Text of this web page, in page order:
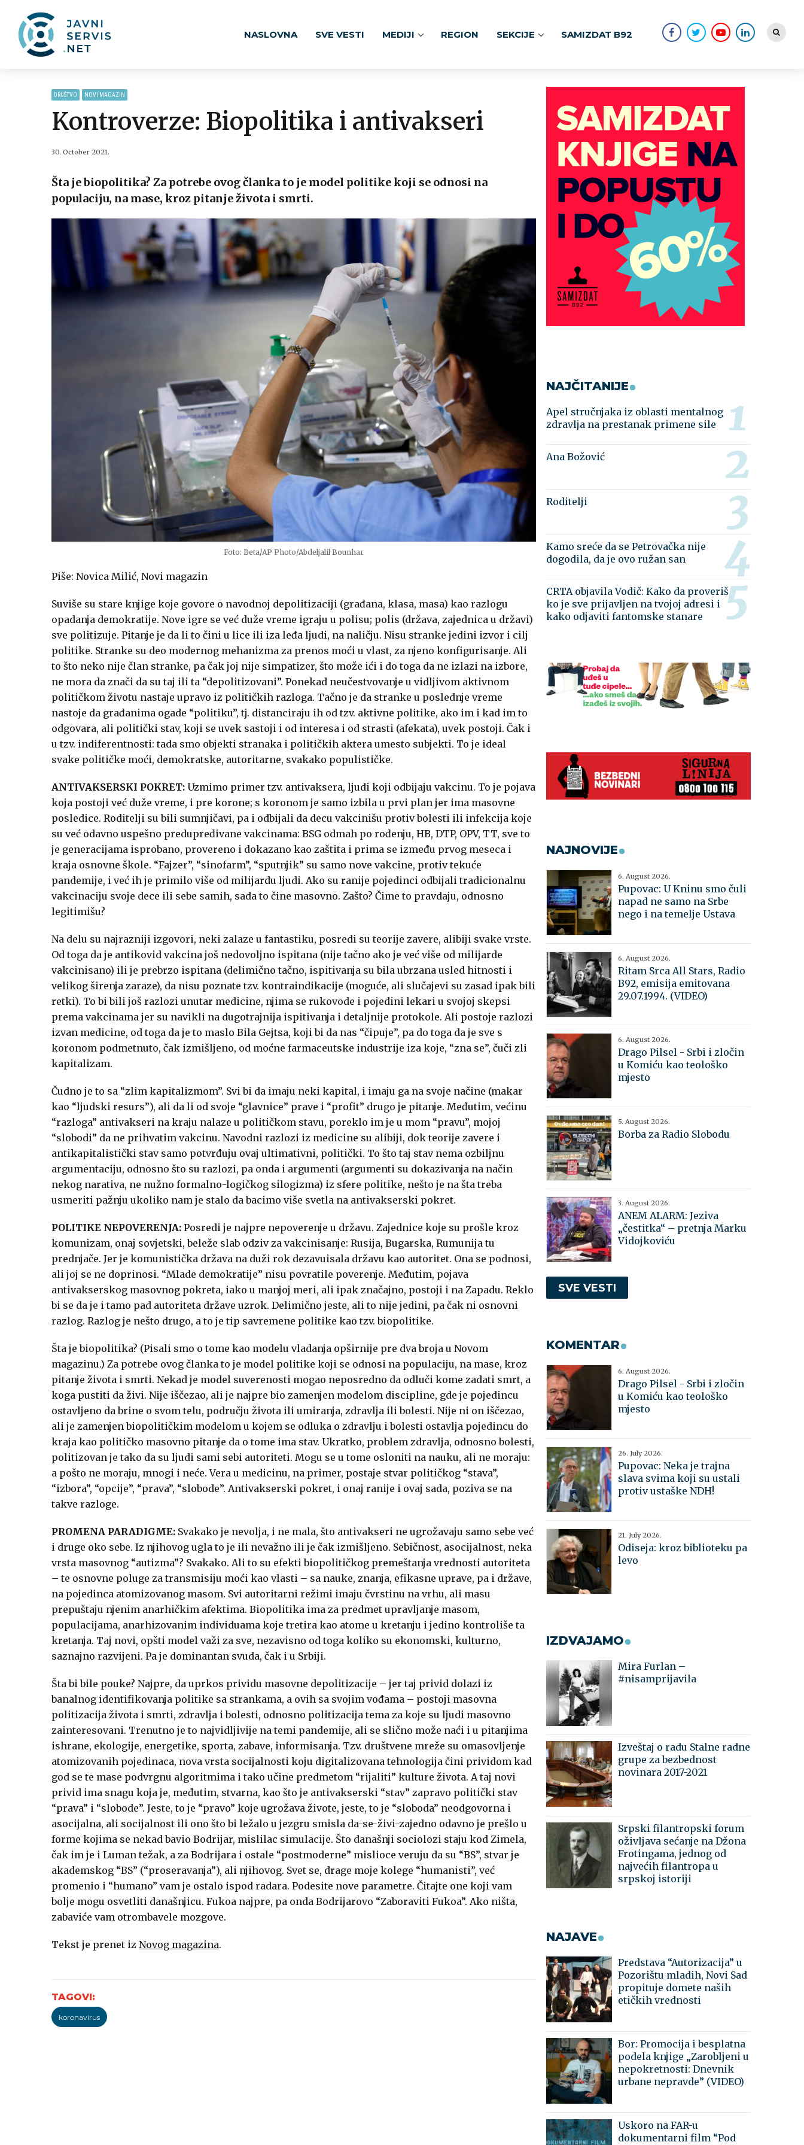
NASLOVNA SVE VESTI MEDIJI REGION SEKCIJE SAMIZDAT B92
DRUŠTVO NOVI MAGAZIN
Kontroverze: Biopolitika i antivakseri
30. October 2021.
Šta je biopolitika? Za potrebe ovog članka to je model politike koji se odnosi na
populaciju, na mase, kroz pitanje života i smrti.
Foto: Beta/AP Photo/Abdeljalil Bounhar
Piše: Novica Milić, Novi magazin
Suviše su stare knjige koje govore o navodnoj depolitizaciji (građana, klasa, masa) kao razlogu
opadanja demokratije. Nove igre se već duže vreme igraju u polisu; polis (država, zajednica u državi)
sve politizuje. Pitanje je da li to čini u lice ili iza leđa ljudi, na naličju. Nisu stranke jedini izvor i cilj
politike. Stranke su deo modernog mehanizma za prenos moći u vlast, za njeno konfigurisanje. Ali
to što neko nije član stranke, pa čak joj nije simpatizer, što može ići i do toga da ne izlazi na izbore,
ne mora da znači da su taj ili ta “depolitizovani”. Ponekad neučestvovanje u vidljivom aktivnom
političkom životu nastaje upravo iz političkih razloga. Tačno je da stranke u poslednje vreme
nastoje da građanima ogade “politiku”, tj. distanciraju ih od tzv. aktivne politike, ako im i kad im to
odgovara, ali politički stav, koji se uvek sastoji i od interesa i od strasti (afekata), uvek postoji. Čak i
u tzv. indiferentnosti: tada smo objekti stranaka i političkih aktera umesto subjekti. To je ideal
svake političke moći, demokratske, autoritarne, svakako populističke.
ANTIVAKSERSKI POKRET: Uzmimo primer tzv. antivaksera, ljudi koji odbijaju vakcinu. To je pojava
koja postoji već duže vreme, i pre korone; s koronom je samo izbila u prvi plan jer ima masovne
posledice. Roditelji su bili sumnjičavi, pa i odbijali da decu vakcinišu protiv bolesti ili infekcija koje
su već odavno uspešno predupređivane vakcinama: BSG odmah po rođenju, HB, DTP, OPV, TT, sve to
je generacijama isprobano, provereno i dokazano kao zaštita i prima se između prvog meseca i
kraja osnovne škole. “Fajzer”, “sinofarm”, “sputnjik” su samo nove vakcine, protiv tekuće
pandemije, i već ih je primilo više od milijardu ljudi. Ako su ranije pojedinci odbijali tradicionalnu
vakcinaciju svoje dece ili sebe samih, sada to čine masovno. Zašto? Čime to pravdaju, odnosno
legitimišu?
Na delu su najrazniji izgovori, neki zalaze u fantastiku, posredi su teorije zavere, alibiji svake vrste.
Od toga da je antikovid vakcina još nedovoljno ispitana (nije tačno ako je već više od milijarde
vakcinisano) ili je prebrzo ispitana (delimično tačno, ispitivanja su bila ubrzana usled hitnosti i
velikog širenja zaraze), da nisu poznate tzv. kontraindikacije (moguće, ali slučajevi su zasad ipak bili
retki). To bi bili još razlozi unutar medicine, njima se rukovode i pojedini lekari u svojoj skepsi
prema vakcinama jer su navikli na dugotrajnija ispitivanja i detaljnije protokole. Ali postoje razlozi
izvan medicine, od toga da je to maslo Bila Gejtsa, koji bi da nas “čipuje”, pa do toga da je sve s
koronom podmetnuto, čak izmišljeno, od moćne farmaceutske industrije iza koje, “zna se”, čuči zli
kapitalizam.
Čudno je to sa “zlim kapitalizmom”. Svi bi da imaju neki kapital, i imaju ga na svoje načine (makar
kao “ljudski resurs”), ali da li od svoje “glavnice” prave i “profit” drugo je pitanje. Međutim, većinu
“razloga” antivakseri na kraju nalaze u političkom stavu, poreklo im je u mom “pravu”, mojoj
“slobodi” da ne prihvatim vakcinu. Navodni razlozi iz medicine su alibiji, dok teorije zavere i
antikapitalistički stav samo potvrđuju ovaj ultimativni, politički. To što taj stav nema ozbiljnu
argumentaciju, odnosno što su razlozi, pa onda i argumenti (argumenti su dokazivanja na način
nekog narativa, ne nužno formalno-logičkog silogizma) iz sfere politike, nešto je na šta treba
usmeriti pažnju ukoliko nam je stalo da bacimo više svetla na antivakserski pokret.
POLITIKE NEPOVERENJA: Posredi je najpre nepoverenje u državu. Zajednice koje su prošle kroz
komunizam, onaj sovjetski, beleže slab odziv za vakcinisanje: Rusija, Bugarska, Rumunija tu
prednjače. Jer je komunistička država na duži rok dezavuisala državu kao autoritet. Ona se podnosi,
ali joj se ne doprinosi. “Mlade demokratije” nisu povratile poverenje. Međutim, pojava
antivakserskog masovnog pokreta, iako u manjoj meri, ali ipak značajno, postoji i na Zapadu. Reklo
bi se da je i tamo pad autoriteta države uzrok. Delimično jeste, ali to nije jedini, pa čak ni osnovni
razlog. Razlog je nešto drugo, a to je tip savremene politike kao tzv. biopolitike.
Šta je biopolitika? (Pisali smo o tome kao modelu vladanja opširnije pre dva broja u Novom
magazinu.) Za potrebe ovog članka to je model politike koji se odnosi na populaciju, na mase, kroz
pitanje života i smrti. Nekad je model suverenosti mogao neposredno da odluči kome zadati smrt, a
koga pustiti da živi. Nije iščezao, ali je najpre bio zamenjen modelom discipline, gde je pojedincu
ostavljeno da brine o svom telu, području života ili umiranja, zdravlja ili bolesti. Nije ni on iščezao,
ali je zamenjen biopolitičkim modelom u kojem se odluka o zdravlju i bolesti ostavlja pojedincu do
kraja kao političko masovno pitanje da o tome ima stav. Ukratko, problem zdravlja, odnosno bolesti,
politizovan je tako da su ljudi sami sebi autoriteti. Mogu se u tome osloniti na nauku, ali ne moraju:
a pošto ne moraju, mnogi i neće. Vera u medicinu, na primer, postaje stvar političkog “stava”,
“izbora”, “opcije”, “prava”, “slobode”. Antivakserski pokret, i onaj ranije i ovaj sada, poziva se na
takve razloge.
PROMENA PARADIGME: Svakako je nevolja, i ne mala, što antivakseri ne ugrožavaju samo sebe već
i druge oko sebe. Iz njihovog ugla to je ili nevažno ili je čak izmišljeno. Sebičnost, asocijalnost, neka
vrsta masovnog “autizma”? Svakako. Ali to su efekti biopolitičkog premeštanja vrednosti autoriteta
– te osnovne poluge za transmisiju moći kao vlasti – sa nauke, znanja, efikasne uprave, pa i države,
na pojedinca atomizovanog masom. Svi autoritarni režimi imaju čvrstinu na vrhu, ali masu
prepuštaju njenim anarhičkim afektima. Biopolitika ima za predmet upravljanje masom,
populacijama, anarhizovanim individuama koje tretira kao atome u kretanju i jedino kontroliše ta
kretanja. Taj novi, opšti model važi za sve, nezavisno od toga koliko su ekonomski, kulturno,
saznajno razvijeni. Pa je dominantan svuda, čak i u Srbiji.
Šta bi bile pouke? Najpre, da uprkos prividu masovne depolitizacije – jer taj privid dolazi iz
banalnog identifikovanja politike sa strankama, a ovih sa svojim vođama – postoji masovna
politizacija života i smrti, zdravlja i bolesti, odnosno politizacija tema za koje su ljudi masovno
zainteresovani. Trenutno je to najvidljivije na temi pandemije, ali se slično može naći i u pitanjima
ishrane, ekologije, energetike, sporta, zabave, informisanja. Tzv. društvene mreže su omasovljenje
atomizovanih pojedinaca, nova vrsta socijalnosti koju digitalizovana tehnologija čini prividom kad
god se te mase podvrgnu algoritmima i tako učine predmetom “rijaliti” kulture života. A taj novi
privid ima snagu koja je, međutim, stvarna, kao što je antivakserski “stav” zapravo politički stav
“prava” i “slobode”. Jeste, to je “pravo” koje ugrožava živote, jeste, to je “sloboda” neodgovorna i
asocijalna, ali socijalnost ili ono što bi ležalo u jezgru smisla da-se-živi-zajedno odavno je prešlo u
forme kojima se nekad bavio Bodrijar, mislilac simulacije. Što današnji sociolozi staju kod Zimela,
čak im je i Luman težak, a za Bodrijara i ostale “postmoderne” mislioce veruju da su “BS”, stvar je
akademskog “BS” (“proseravanja”), ali njihovog. Svet se, drage moje kolege “humanisti”, već
promenio i “humano” vam je ostalo ispod radara. Podesite nove parametre. Čitajte one koji vam
bolje mogu osvetliti današnjicu. Fukoa najpre, pa onda Bodrijarovo “Zaboraviti Fukoa”. Ako ništa,
zabaviće vam otrombavele mozgove.
Tekst je prenet iz Novog magazina.
koronavirus
NAJČITANIJE
Apel stručnjaka iz oblasti mentalnog
zdravlja na prestanak primene sile
Ana Božović
Roditelji
Kamo sreće da se Petrovačka nije
dogodila, da je ovo ružan san
CRTA objavila Vodič: Kako da proveriš
ko je sve prijavljen na tvojoj adresi i
kako odjaviti fantomske stanare
NAJNOVIJE
6. August 2026.
Pupovac: U Kninu smo čuli
napad ne samo na Srbe
nego i na temelje Ustava
6. August 2026.
Ritam Srca All Stars, Radio
B92, emisija emitovana
29.07.1994. (VIDEO)
6. August 2026.
Drago Pilsel - Srbi i zločin
u Komiću kao teološko
mjesto
5. August 2026.
Borba za Radio Slobodu
3. August 2026.
ANEM ALARM: Jeziva
„čestitka“ – pretnja Marku
Vidojkoviću
SVE VESTI
KOMENTAR
6. August 2026.
Drago Pilsel - Srbi i zločin
u Komiću kao teološko
mjesto
26. July 2026.
Pupovac: Neka je trajna
slava svima koji su ustali
protiv ustaške NDH!
21. July 2026.
Odiseja: kroz biblioteku pa
levo
IZDVAJAMO
Mira Furlan –
#nisamprijavila
Izveštaj o radu Stalne radne
grupe za bezbednost
novinara 2017-2021
Srpski filantropski forum
oživljava sećanje na Džona
Frotingama, jednog od
najvećih filantropa u
srpskoj istoriji
NAJAVE
Predstava “Autorizacija” u
Pozorištu mladih, Novi Sad
propituje domete naših
etičkih vrednosti
Bor: Promocija i besplatna
podela knjige „Zarobljeni u
nepokretnosti: Dnevnik
urbane nepravde” (VIDEO)
Uskoro na FAR-u
dokumentarni film “Pod